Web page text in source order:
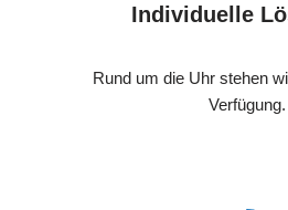
Individuelle
Rund um die Uhr stehen
Verfügung.